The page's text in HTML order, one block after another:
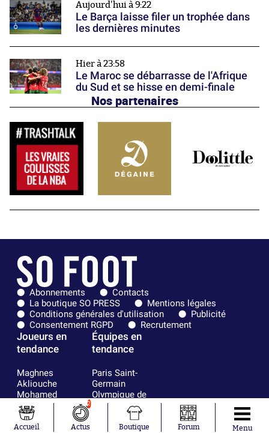
Aujourd'hui à 9:22
Le Barça laisse filer un trophée dans
les dernières minutes
Hier à 23:58
Le Maroc se débarrasse de l'Afrique
du Sud et se hisse en demi-finale
Nos partenaires
Abonnements
Contacts
La boutique SO PRESS
Mentions légales
Conditions générales d'utilisation
Publicité
Consentement RGPD
Recrutement
Joueurs en
tendance
Maghnes
Akliouche
Mohamed
Salah
Lionel Messi
Ferrán Torres
Équipes en
tendance
Paris Saint-
Germain
Olympique de
Marseille
Real Madrid
Accueil
2
Actus Boutique Forum Menu